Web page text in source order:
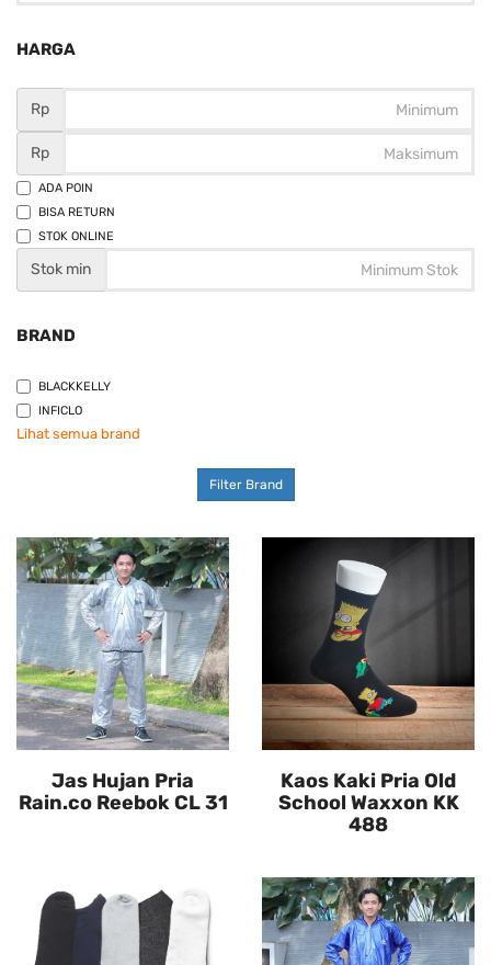
HARGA
Rp
Rp
ADA POIN
BISA RETURN
STOK ONLINE
Stok min
BRAND
BLACKKELLY
INFICLO
Lihat semua brand
Filter Brand
Jas Hujan Pria
Rain.co Reebok CL 31
Kaos Kaki Pria Old
School Waxxon KK
488